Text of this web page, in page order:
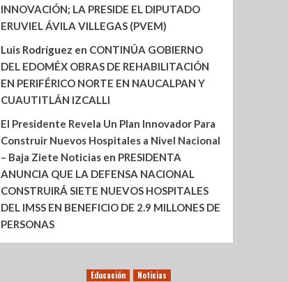
INNOVACIÓN; LA PRESIDE EL DIPUTADO
ERUVIEL ÁVILA VILLEGAS (PVEM)
Luis Rodríguez en CONTINÚA GOBIERNO
DEL EDOMÉX OBRAS DE REHABILITACIÓN
EN PERIFÉRICO NORTE EN NAUCALPAN Y
CUAUTITLÁN IZCALLI
El Presidente Revela Un Plan Innovador Para
Construir Nuevos Hospitales a Nivel Nacional
– Baja Ziete Noticiasen PRESIDENTA
ANUNCIA QUE LA DEFENSA NACIONAL
CONSTRUIRÁ SIETE NUEVOS HOSPITALES
DEL IMSS EN BENEFICIO DE 2.9 MILLONES DE
PERSONAS
Educación Noticias